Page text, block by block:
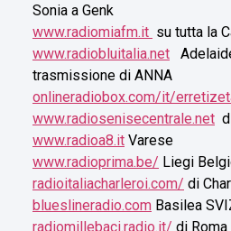
Sonia a Genk
www.radiomiafm.it su tutta la
www.radiobluitalia.net
trasmissione di ANNA
onlineradiobox.com/it/
www.radiosenisecentrale.net
www.radioa8.it Varese
www.radioprima.be/ Liegi
radioitaliacharleroi.com/ di
blueslineradio.com Basilea
radiomillebaci.radio.it/ di